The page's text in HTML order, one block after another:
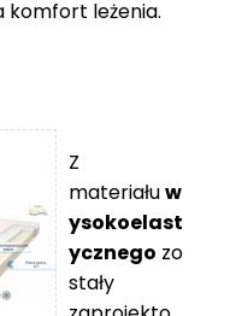
komfort leżenia.
Z
materiałuw
ysokoelast
ycznego zo
stały